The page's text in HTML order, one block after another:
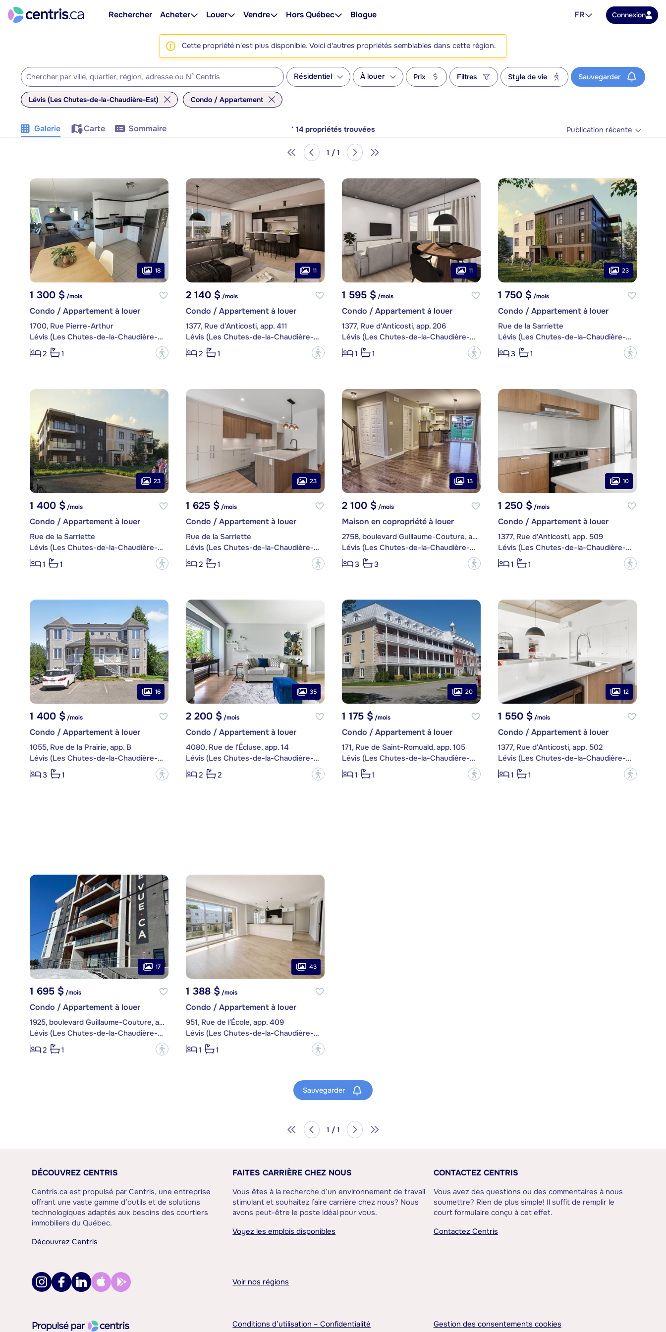
Rechercher Acheter Louer Vendre Hors Québec Blogue FR Connexion
Cette propriété n'est plus disponible. Voici d'autres propriétés semblables dans cette région.
Résidentiel À louer Prix Filtres Style de vie Sauvegarder
Lévis (Les Chutes-de-la-Chaudière-Est) Condo / Appartement
Galerie Carte Sommaire * 14 propriétés trouvées Publication récente
1 / 1
18
1 300 $/mois
Condo / Appartement à louer
1700, Rue Pierre-Arthur
Lévis (Les Chutes-de-la-Chaudière-Est)
2
1 ?
11
2 140 $/mois
Condo / Appartement à louer
1377, Rue d'Anticosti, app. 411
Lévis (Les Chutes-de-la-Chaudière-Est)
2
1 ?
11
1 595 $/mois
Condo / Appartement à louer
1377, Rue d'Anticosti, app. 206
Lévis (Les Chutes-de-la-Chaudière-Est)
1
1 ?
23
1 750 $/mois
Condo / Appartement à louer
Rue de la Sarriette
Lévis (Les Chutes-de-la-Chaudière-Est)
3
1 ?
23
1 400 $/mois
Condo / Appartement à louer
Rue de la Sarriette
Lévis (Les Chutes-de-la-Chaudière-Est)
1
1 ?
23
1 625 $/mois
Condo / Appartement à louer
Rue de la Sarriette
Lévis (Les Chutes-de-la-Chaudière-Est)
2
1 ?
13
2 100 $/mois
Maison en copropriété à louer
2758, boulevard Guillaume-Couture, app. C
Lévis (Les Chutes-de-la-Chaudière-Est)
3
3 ?
10
1 250 $/mois
Condo / Appartement à louer
1377, Rue d'Anticosti, app. 509
Lévis (Les Chutes-de-la-Chaudière-Est)
1
1 ?
16
1 400 $/mois
Condo / Appartement à louer
1055, Rue de la Prairie, app. B
Lévis (Les Chutes-de-la-Chaudière-Est)
3
1 ?
35
2 200 $/mois
Condo / Appartement à louer
4080, Rue de l'Écluse, app. 14
Lévis (Les Chutes-de-la-Chaudière-Est)
2
2 ?
20
1 175 $/mois
Condo / Appartement à louer
171, Rue de Saint-Romuald, app. 105
Lévis (Les Chutes-de-la-Chaudière-Est)
1
1 ?
12
1 550 $/mois
Condo / Appartement à louer
1377, Rue d'Anticosti, app. 502
Lévis (Les Chutes-de-la-Chaudière-Est)
1
1 ?
17
1 695 $/mois
Condo / Appartement à louer
1925, boulevard Guillaume-Couture, app. 507
Lévis (Les Chutes-de-la-Chaudière-Est)
2
1 ?
43
1 388 $/mois
Condo / Appartement à louer
951, Rue de l'École, app. 409
Lévis (Les Chutes-de-la-Chaudière-Est)
1
1 ?
Sauvegarder
1 / 1
DÉCOUVREZ CENTRIS
Centris.ca est propulsé par Centris, une entreprise
offrant une vaste gamme d’outils et de solutions
technologiques adaptés aux besoins des courtiers
immobiliers du Québec.
Découvrez Centris
FAITES CARRIÈRE CHEZ NOUS
Vous êtes à la recherche d’un environnement de travail
stimulant et souhaitez faire carrière chez nous? Nous
avons peut-être le poste idéal pour vous.
Voyez les emplois disponibles
CONTACTEZ CENTRIS
Vous avez des questions ou des commentaires à nous
soumettre? Rien de plus simple! Il suffit de remplir le
court formulaire conçu à cet effet.
Contactez Centris
Voir nos régions
Conditions d’utilisation – Confidentialité Gestion des consentements cookies